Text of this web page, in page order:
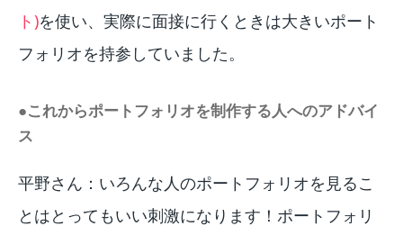
ト)を使い、実際に面接に行くときは大きいポート
フォリオを持参していました。
●これからポートフォリオを制作する人へのアドバイ
ス
平野さん：いろんな人のポートフォリオを見るこ
とはとってもいい刺激になります！ポートフォリ